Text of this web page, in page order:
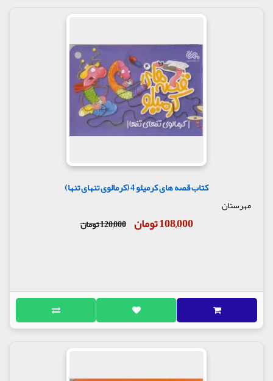
کتاب قصه های کرمیلو 4 (کرمالوی تنهای تنها)
مهرستان
108,000 تومان 120,000 تومان